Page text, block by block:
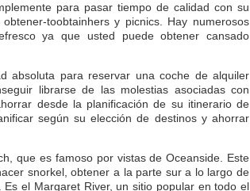
para pasar tiempo de calidad con su
toobtainhers y picnics. Hay numerosos
ya que usted puede obtener cansado
absoluta para reservar una coche de alquiler
librarse de las molestias asociadas con
desde la planificación de su itinerario de
según su elección de destinos y ahorrar
que es famoso por vistas de Oceanside. Este
snorkel, obtener a la parte sur a lo largo de
el Margaret River, un sitio popular en todo el